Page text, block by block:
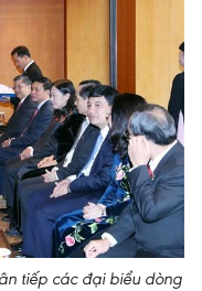
tiếp các đại biểu dòng